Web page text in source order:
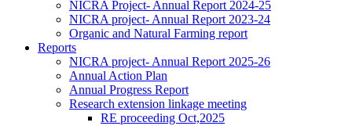
NICRA Project- Annual Report 2024-25
NICRA project- Annual Report 2023-24
Organic and Natural Farming report
Reports
NICRA project- Annual Report 2025-26
Annual Action Plan
Annual Progress Report
Research extension linkage meeting
RE proceeding Oct,2025